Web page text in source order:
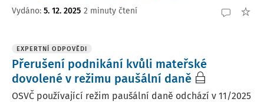
Vydáno: 5. 12. 2025 2 minuty čtení
EXPERTNÍ ODPOVĚDI
Přerušení podnikání kvůli mateřské
dovolené v režimu paušální daně
OSVČ používající režim paušální daně odchází v 11/2025